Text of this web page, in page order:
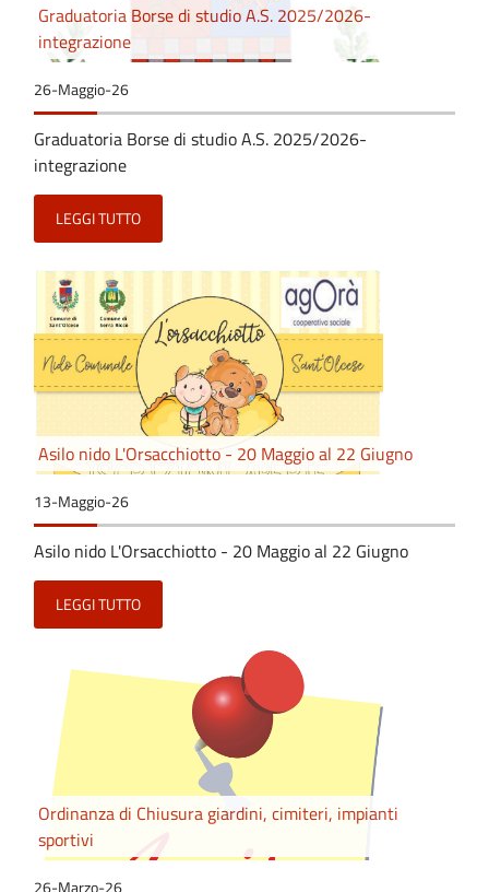
Graduatoria Borse di studio A.S. 2025/2026-
integrazione
26-Maggio-26
Graduatoria Borse di studio A.S. 2025/2026-
integrazione
LEGGI TUTTO
Asilo nido L'Orsacchiotto - 20 Maggio al 22 Giugno
13-Maggio-26
Asilo nido L'Orsacchiotto - 20 Maggio al 22 Giugno
LEGGI TUTTO
Ordinanza di Chiusura giardini, cimiteri, impianti
sportivi
26-Marzo-26